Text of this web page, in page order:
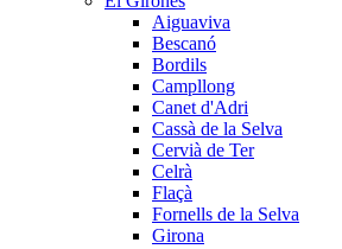
Aiguaviva
Bescanó
Bordils
Campllong
Canet d'Adri
Cassà de la Selva
Cervià de Ter
Celrà
Flaçà
Fornells de la Selva
Girona